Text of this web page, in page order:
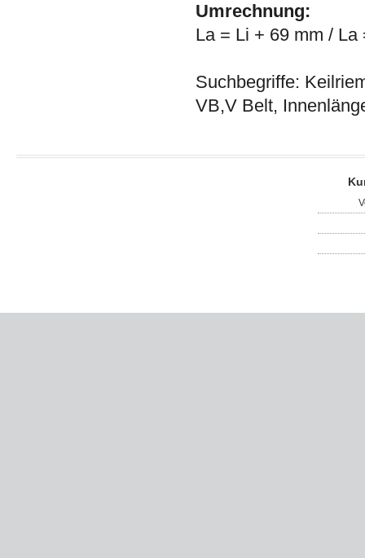
Umrechnung:
La = Li + 69 mm /
Suchbegriffe:
VB,V Belt,